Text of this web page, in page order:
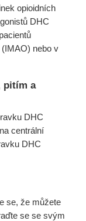
opioidních
DHC
nebo v
pitím a
DHC
centrální
DHC
se, že můžete
se se svým